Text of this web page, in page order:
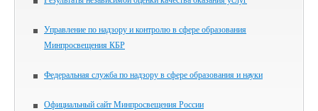
Управление по надзору и контролю в сфере образования
Минпросвещения КБР
Федеральная служба по надзору в сфере образования и науки
Официальный сайт Минпросвещения России